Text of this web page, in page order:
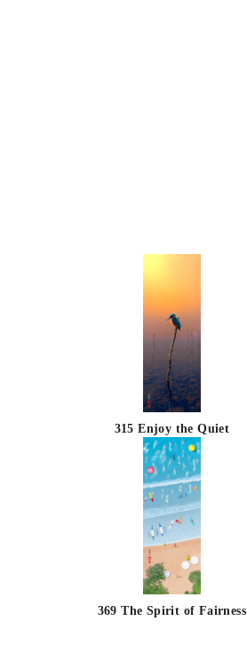
315 Enjoy the Quiet
369 The Spirit of Fairness